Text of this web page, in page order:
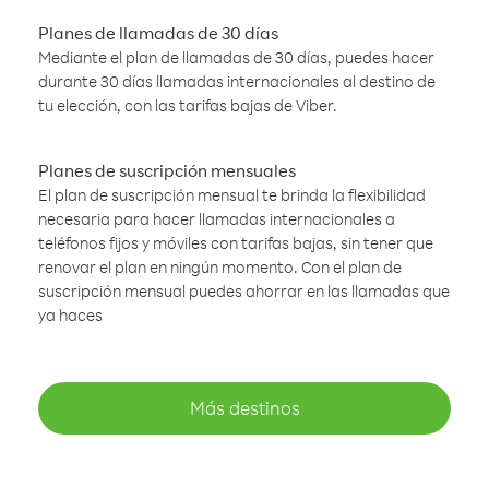
Planes de llamadas de 30 días
Mediante el plan de llamadas de 30 días, puedes hacer
durante 30 días llamadas internacionales al destino de
tu elección, con las tarifas bajas de Viber.
Planes de suscripción mensuales
El plan de suscripción mensual te brinda la flexibilidad
necesaria para hacer llamadas internacionales a
teléfonos fijos y móviles con tarifas bajas, sin tener que
renovar el plan en ningún momento. Con el plan de
suscripción mensual puedes ahorrar en las llamadas que
ya haces
Más destinos